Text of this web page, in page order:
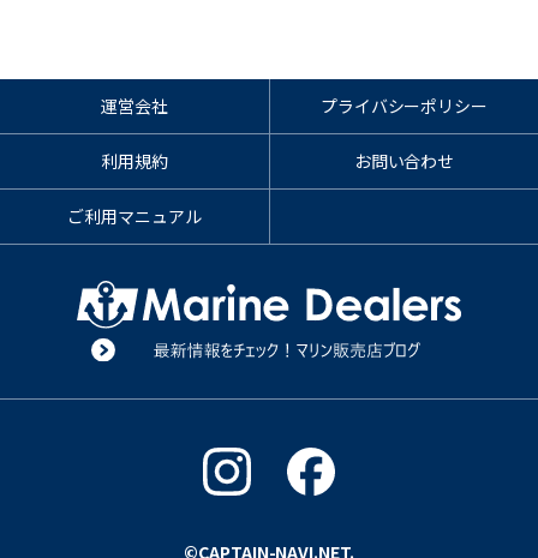
運営会社 プライバシーポリシー
利用規約 お問い合わせ
ご利用マニュアル
©CAPTAIN-NAVI.NET.